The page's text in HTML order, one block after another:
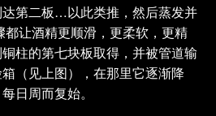
第二板…以此类推，然后蒸发并
让酒精更顺滑，更柔软，更精
柱的第七块板取得，并被管道输
（见上图），在那里它逐渐降
日周而复始。